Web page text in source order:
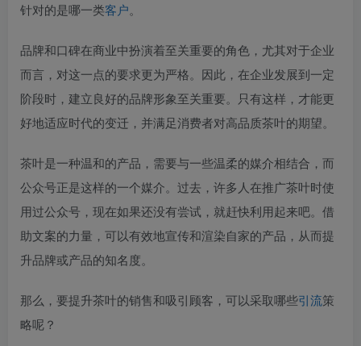
针对的是哪一类客户。
品牌和口碑在商业中扮演着至关重要的角色，尤其对于企业
而言，对这一点的要求更为严格。因此，在企业发展到一定
阶段时，建立良好的品牌形象至关重要。只有这样，才能更
好地适应时代的变迁，并满足消费者对高品质茶叶的期望。
茶叶是一种温和的产品，需要与一些温柔的媒介相结合，而
公众号正是这样的一个媒介。过去，许多人在推广茶叶时使
用过公众号，现在如果还没有尝试，就赶快利用起来吧。借
助文案的力量，可以有效地宣传和渲染自家的产品，从而提
升品牌或产品的知名度。
那么，要提升茶叶的销售和吸引顾客，可以采取哪些引流策
略呢？